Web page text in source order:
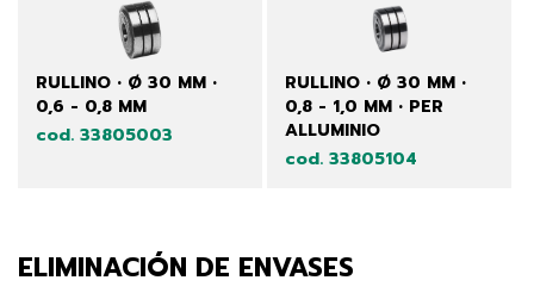
RULLINO • Ø 30 MM •
0,6 - 0,8 MM
cod. 33805003
RULLINO • Ø 30 MM •
0,8 - 1,0 MM • PER
ALLUMINIO
cod. 33805104
ELIMINACIÓN DE ENVASES